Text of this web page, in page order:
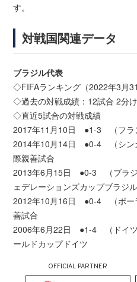
す。
対戦国関連データ
ブラジル代表
◇FIFAランキング（2022年3月
◇過去の対戦成績：12試合 2分
◇直近5試合の対戦成績
2017年11月10日 ●1-3 （フラ
2014年10月14日 ●0-4 （シン
際親善試合
2013年6月15日 ●0-3 （ブラジ
ェデレーションズカップブラジ
2012年10月16日 ●0-4 （ポー
善試合
2006年6月22日 ●1-4 （ドイツ
ールドカップドイツ
OFFICIAL PARTNER